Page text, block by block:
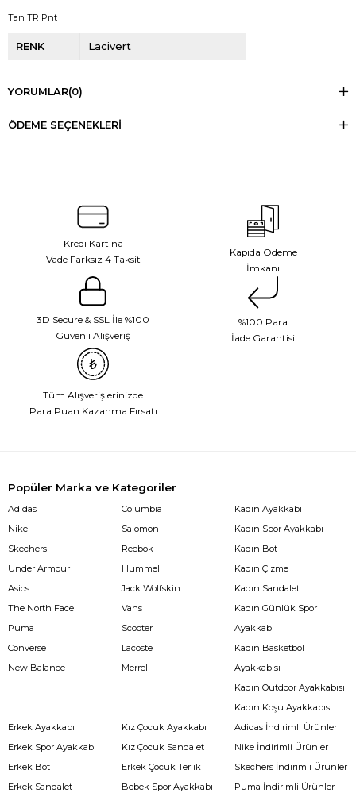
Tan TR Pnt
RENK Lacivert
YORUMLAR(0)
ÖDEME SEÇENEKLERI
Kredi Kartına
Vade Farksız 4 Taksit
Kapıda Ödeme
İmkanı
3D Secure & SSL İle %100
Güvenli Alışveriş
%100 Para
İade Garantisi
Tüm Alışverişlerinizde
Para Puan Kazanma Fırsatı
Popüler Marka ve Kategoriler
Adidas
Nike
Skechers
Under Armour
Asics
The North Face
Puma
Converse
New Balance
Columbia
Salomon
Reebok
Hummel
Jack Wolfskin
Vans
Scooter
Lacoste
Merrell
Kadın Ayakkabı
Kadın Spor Ayakkabı
Kadın Bot
Kadın Çizme
Kadın Sandalet
Kadın Günlük Spor
Ayakkabı
Kadın Basketbol
Ayakkabısı
Kadın Outdoor Ayakkabısı
Kadın Koşu Ayakkabısı
Erkek Ayakkabı
Erkek Spor Ayakkabı
Erkek Bot
Erkek Sandalet
Kız Çocuk Ayakkabı
Kız Çocuk Sandalet
Erkek Çocuk Terlik
Bebek Spor Ayakkabı
Adidas İndirimli Ürünler
Nike İndirimli Ürünler
Skechers İndirimli Ürünler
Puma İndirimli Ürünler